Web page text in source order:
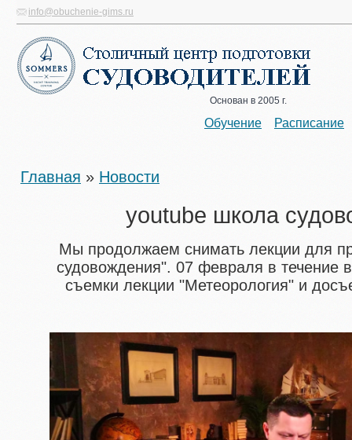
info@obuchenie-gims.ru
Основан в 2005 г.
Обучение Расписание
Главная » Новости
youtube школа
Мы продолжаем снимать лекции для
cудовождения". 07 февраля в течение
съемки лекции "Метеорология" и